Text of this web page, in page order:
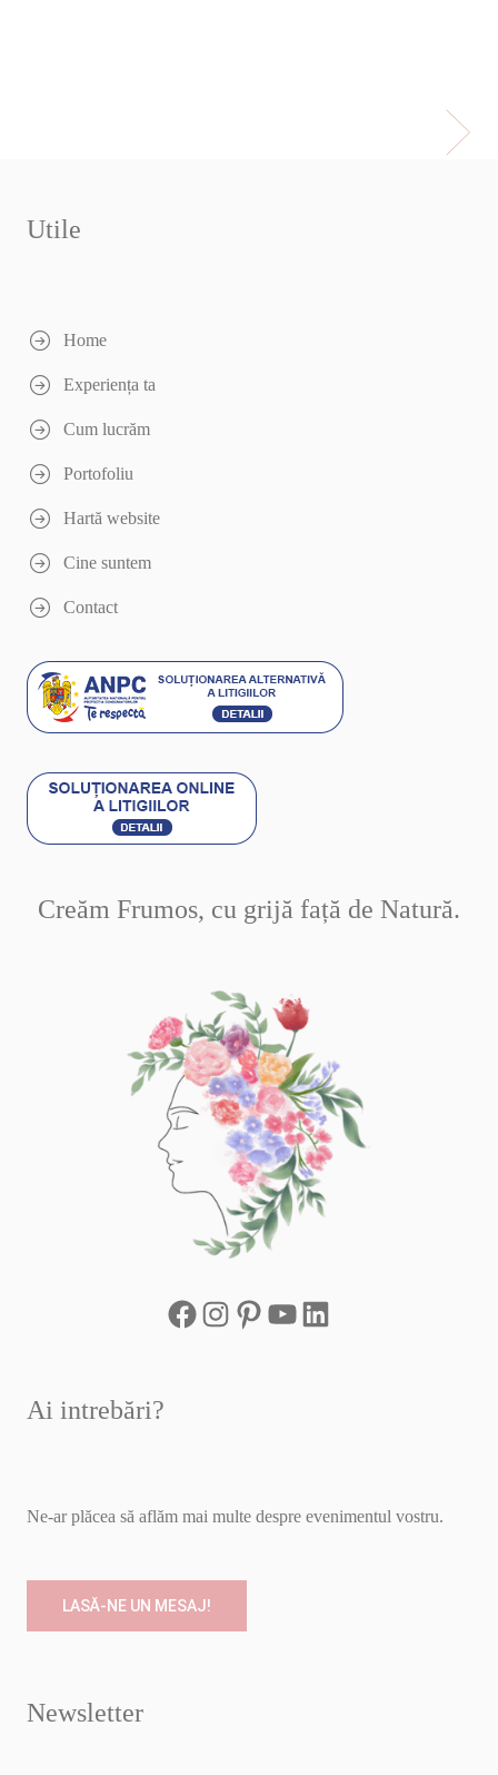
Utile
Home
Experiența ta
Cum lucrăm
Portofoliu
Hartă website
Cine suntem
Contact
Creăm Frumos, cu grijă față de Natură.
Ai intrebări?
Ne-ar plăcea să aflăm mai multe despre evenimentul vostru.
LASĂ-NE UN MESAJ!
Newsletter